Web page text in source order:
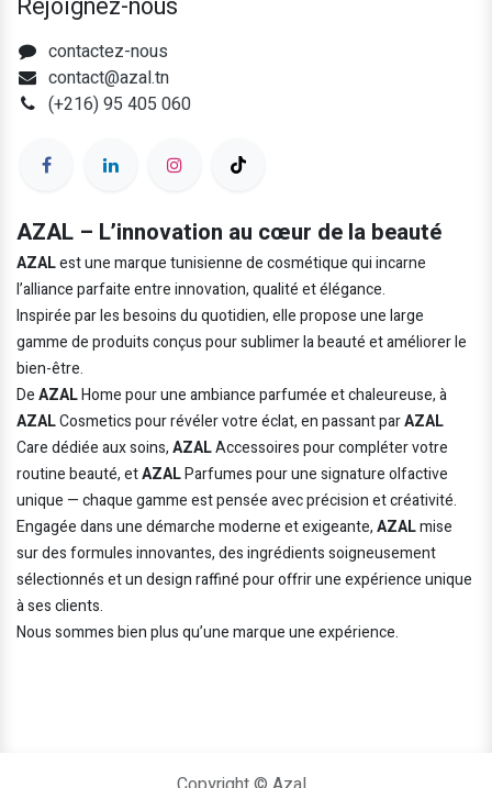
contactez-nous
contact@azal.tn
(+216) 95 405 060
AZAL – L’innovation au cœur de la beauté
AZALest une marque tunisienne de cosmétique qui incarne
l’alliance parfaite entre innovation, qualité et élégance.
Inspirée par les besoins du quotidien, elle propose une large
gamme de produits conçus pour sublimer la beauté et améliorer le
bien-être.
DeAZALHome pour une ambiance parfumée et chaleureuse, à
AZALCosmetics pour révéler votre éclat, en passant parAZAL
Care dédiée aux soins,AZALAccessoires pour compléter votre
routine beauté, etAZALParfumes pour une signature olfactive
unique — chaque gamme est pensée avec précision et créativité.
Engagée dans une démarche moderne et exigeante,AZALmise
sur des formules innovantes, des ingrédients soigneusement
sélectionnés et un design raffiné pour offrir une expérience unique
à ses clients.
Nous sommes bien plus qu’une marque une expérience.